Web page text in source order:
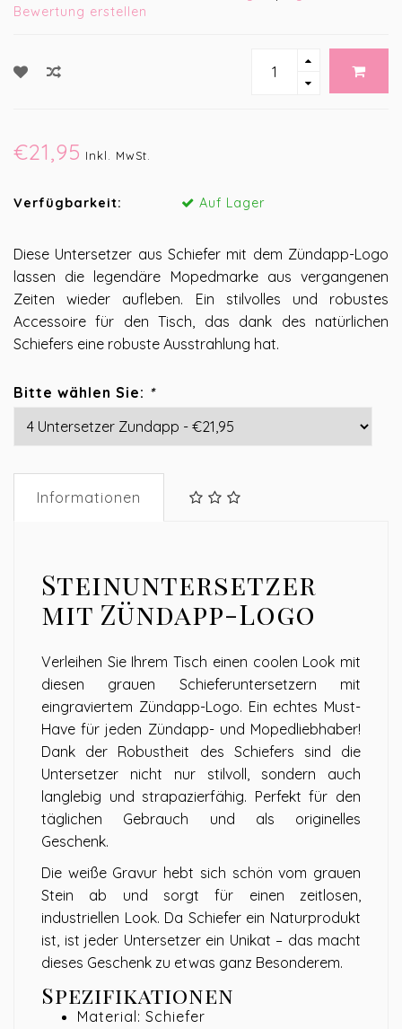
Bewertung erstellen
€21,95 Inkl. MwSt.
Verfügbarkeit: Auf Lager
Diese Untersetzer aus Schiefer mit dem Zündapp-Logo
lassen die legendäre Mopedmarke aus vergangenen
Zeiten wieder aufleben. Ein stilvolles und robustes
Accessoire für den Tisch, das dank des natürlichen
Schiefers eine robuste Ausstrahlung hat.
Bitte wählen Sie: *
Informationen
Steinuntersetzer
mit Zündapp-Logo
Verleihen Sie Ihrem Tisch einen coolen Look mit
diesen grauen Schieferuntersetzern mit
eingraviertem Zündapp-Logo. Ein echtes Must-
Have für jeden Zündapp- und Mopedliebhaber!
Dank der Robustheit des Schiefers sind die
Untersetzer nicht nur stilvoll, sondern auch
langlebig und strapazierfähig. Perfekt für den
täglichen Gebrauch und als originelles
Geschenk.
Die weiße Gravur hebt sich schön vom grauen
Stein ab und sorgt für einen zeitlosen,
industriellen Look. Da Schiefer ein Naturprodukt
ist, ist jeder Untersetzer ein Unikat – das macht
dieses Geschenk zu etwas ganz Besonderem.
Spezifikationen
Material: Schiefer